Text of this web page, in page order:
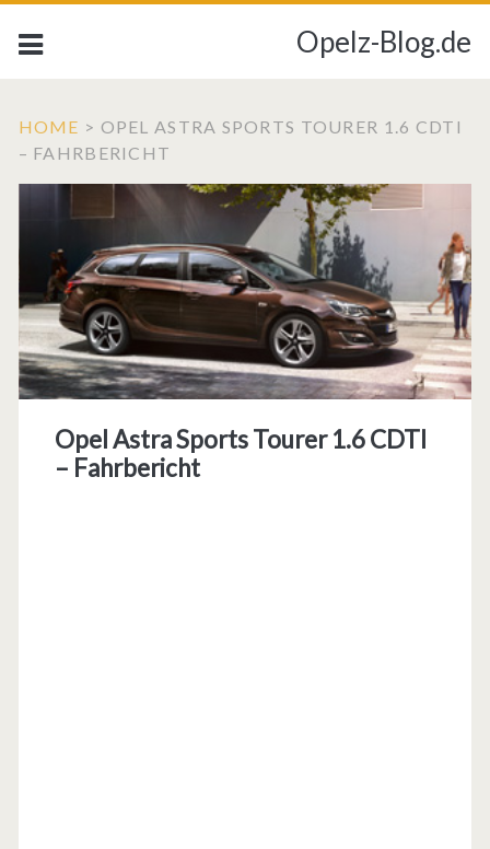
Opelz-Blog.de
HOME > OPEL ASTRA SPORTS TOURER 1.6 CDTI
– FAHRBERICHT
Opel Astra Sports Tourer 1.6 CDTI
– Fahrbericht